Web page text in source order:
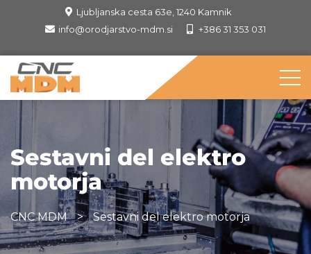
Ljubljanska cesta 63e, 1240 Kamnik
info@orodjarstvo-mdm.si
+386 31 353 031
Sestavni del elektro
motorja
CNC MDM > Sestavni del elektro motorja